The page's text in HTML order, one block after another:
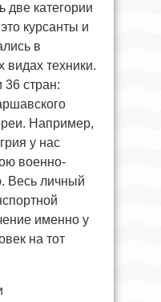
две категории
курсанты и
в
видах техники.
36 стран:
Например,
у нас
военно-
Весь личный
именно у
на тот